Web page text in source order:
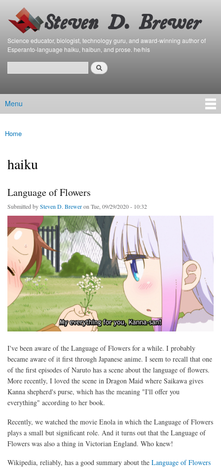
main
content
Bierfaristo
Blog
Science educator, biologist, technology guru, and award-winning author of
Esperanto-language haiku, haibun, and prose. he/his
Search form
Main menu
Menu
You are here
Home
haiku
Language of Flowers
Submitted bySteven D. Breweron Tue, 09/29/2020 - 10:32
I've been aware of the Language of Flowers for a while. I probably
became aware of it first through Japanese anime. I seem to recall that one
of the first episodes of Naruto has a scene about the language of flowers.
More recently, I loved the scene in Dragon Maid where Saikawa gives
Kanna shepherd's purse, which has the meaning "I'll offer you
everything" according to her book.
Recently, we watched the movie Enola in which the Language of Flowers
plays a small but significant role. And it turns out that the Language of
Flowers was also a thing in Victorian England. Who knew!
Wikipedia, reliably, has a good summary about the Language of Flowers